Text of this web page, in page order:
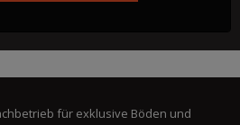
für exklusive Böden und